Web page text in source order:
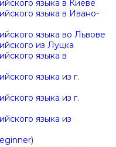
языка в Киеве
языка в Ивано-
языка во Львове
из Луцка
языка в
языка из г.
языка из г.
языка из